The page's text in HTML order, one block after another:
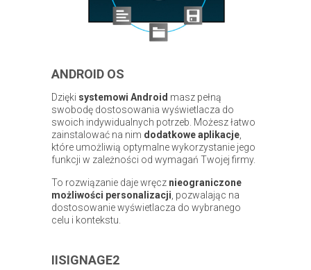
ANDROID OS
Dzięki systemowi Android masz pełną
swobodę dostosowania wyświetlacza do
swoich indywidualnych potrzeb. Możesz łatwo
zainstalować na nim dodatkowe aplikacje
które umożliwią optymalne wykorzystanie jego
funkcji w zależności od wymagań Twojej firmy.
To rozwiązanie daje wręcz nieograniczone
możliwości personalizacji , pozwalając na
dostosowanie wyświetlacza do wybranego
celu i kontekstu.
IISIGNAGE2